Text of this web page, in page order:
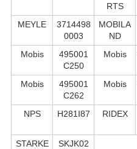
RTS
MEYLE
3714498
0003
MOBILA
ND
Mobis
495001
C250
Mobis
Mobis
495001
C262
Mobis
NPS
H281I87 RIDEX
STARKE
SKJK02